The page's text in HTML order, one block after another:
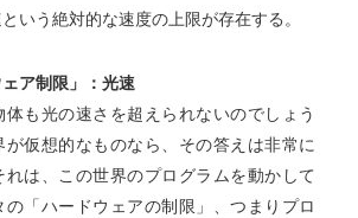
いう絶対的な速度の上限が存在する。
ア制限」：光速
体も光の速さを超えられないのでしょう
が仮想的なものなら、その答えは非常に
れは、この世界のプログラムを動かして
の「ハードウェアの制限」、つまりプロ